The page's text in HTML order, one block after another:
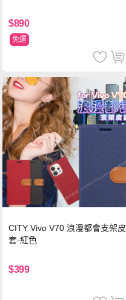
$890
免運
CITY Vivo V70 浪漫都會支架皮
套-紅色
$399